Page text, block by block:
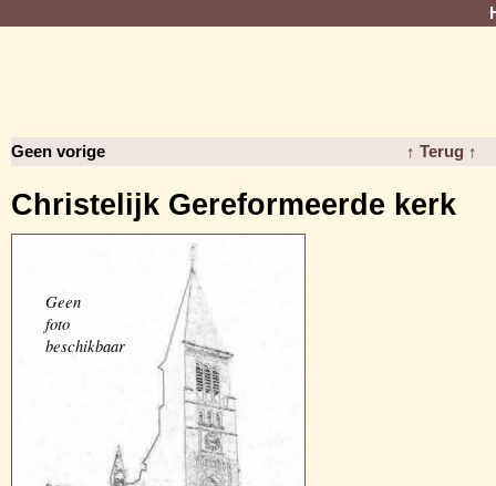
Geen vorige ↑ Terug ↑
Christelijk Gereformeerde kerk
Geen
foto
beschikbaar